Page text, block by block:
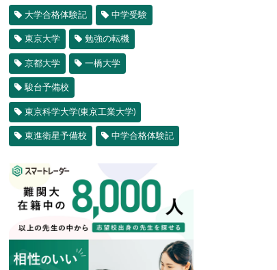
大学合格体験記 中学受験
東京大学 勉強の転機
京都大学 一橋大学
駿台予備校
東京科学大学(東京工業大学)
東進衛星予備校 中学合格体験記